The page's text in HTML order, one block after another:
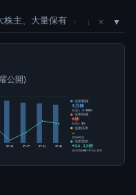
株主、大量保有 ↑ ↓ ×
公開)
07-10 07-17 07-24 07-31
信用買残
3万株
前週比 -1,300株
信用売残
0株
前週比 0株
信用倍率
―
買残÷売残
信用需給
+24.12倍
純信用残÷5日平均出来高